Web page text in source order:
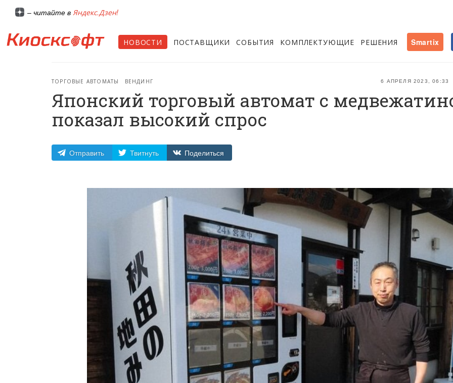
– читайте в Яндекс.Дзен!
НОВОСТИ ПОСТАВЩИКИ СОБЫТИЯ КОМПЛЕКТУЮЩИЕ РЕШЕНИЯ Smartix
6 АПРЕЛЯ 2023, 06:33
ТОРГОВЫЕ АВТОМАТЫ ВЕНДИНГ
Японский торговый автомат с
показал высокий спрос
Отправить Твитнуть Поделиться